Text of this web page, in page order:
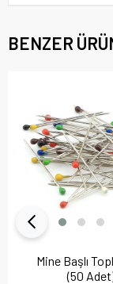
BENZER
Mine Başlı
(50